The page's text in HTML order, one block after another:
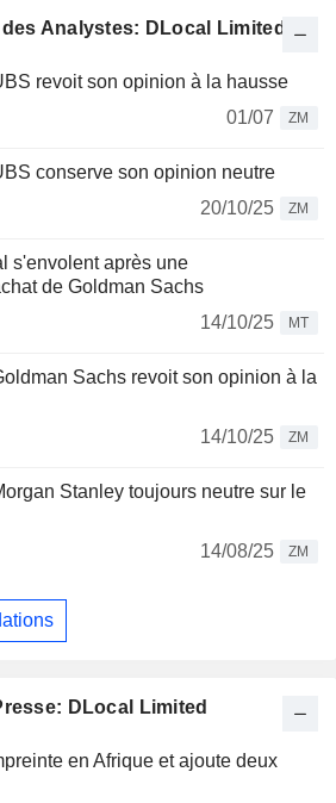
Analystes: DLocal Limited
revoit son opinion à la hausse
01/07
ZM
conserve son opinion neutre
20/10/25
ZM
s'envolent après une
de Goldman Sachs
14/10/25
MT
Sachs revoit son opinion à la
14/10/25
ZM
Stanley toujours neutre sur le
14/08/25
ZM
DLocal Limited
en Afrique et ajoute deux